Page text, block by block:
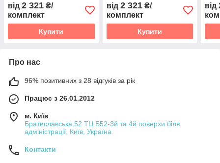
від 2 321 ₴/
комплект
Купити
від 2 321₴/
комплект
Купити
від
Про нас
96% позитивних з 28 відгуків за рік
Працює з 26.01.2012
м. Київ
Братиславська,52 ТЦ Б52-3й та 4й поверхи біля
адміністрації, Київ, Україна
Контакти